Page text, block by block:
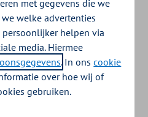
van
2026
met gegevens die we
welke advertenties
helpen via
media. Hiermee
. In onscookie
over hoe wij of
gebruiken.